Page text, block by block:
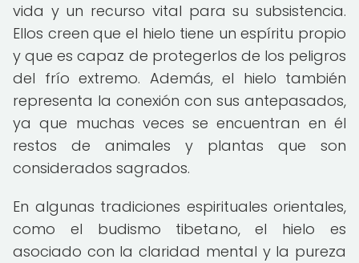
vida y un recurso vital para su subsistencia.
Ellos creen que el hielo tiene un espíritu propio
y que es capaz de protegerlos de los peligros
del frío extremo. Además, el hielo también
representa la conexión con sus antepasados,
ya que muchas veces se encuentran en él
restos de animales y plantas que son
considerados sagrados.
En algunas tradiciones espirituales orientales,
como el budismo tibetano, el hielo es
asociado con la claridad mental y la pureza